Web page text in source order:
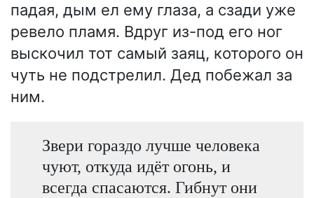
падая, дым ел ему глаза, а сзади уже
ревело пламя. Вдруг из-под его ног
выскочил тот самый заяц, которого он
чуть не подстрелил. Дед побежал за
ним.
Звери гораздо лучше человека
чуют, откуда идёт огонь, и
всегда спасаются. Гибнут они